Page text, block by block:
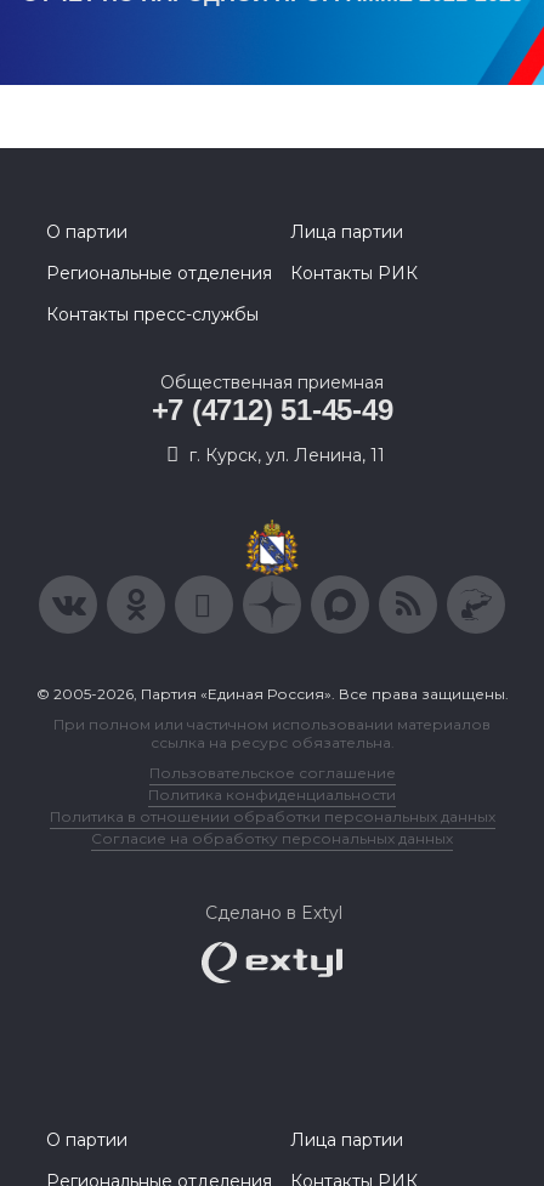
О партии
Лица партии
Региональные отделения
Контакты РИК
Контакты пресс-службы
Общественная приемная
+7 (4712) 51-45-49
г. Курск, ул. Ленина, 11
© 2005-2026, Партия «Единая Россия». Все права защищены.
При полном или частичном использовании материалов
ссылка на ресурс обязательна.
Пользовательское соглашение
Политика конфиденциальности
Политика в отношении обработки персональных данных
Согласие на обработку персональных данных
Сделано в Extyl
О партии
Лица партии
Региональные отделения
Контакты РИК